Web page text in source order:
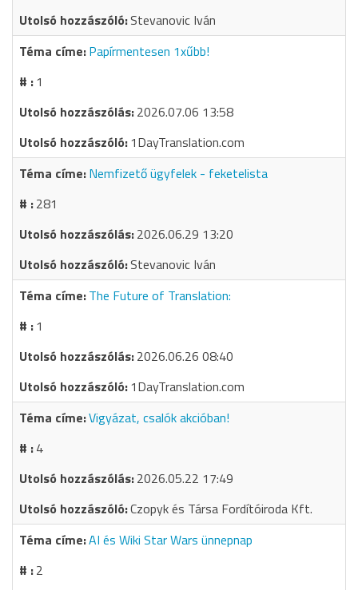
Stevanovic Iván
Papírmentesen 1xűbb!
1
2026.07.06 13:58
1DayTranslation.com
Nemfizető ügyfelek - feketelista
281
2026.06.29 13:20
Stevanovic Iván
The Future of Translation:
1
2026.06.26 08:40
1DayTranslation.com
Vigyázat, csalók akcióban!
4
2026.05.22 17:49
Czopyk és Társa Fordítóiroda Kft.
AI és Wiki Star Wars ünnepnap
2